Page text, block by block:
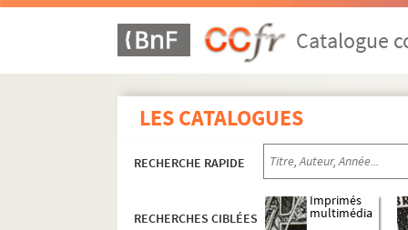
Catalogue
LES CATALOGUES
RECHERCHE RAPIDE
RECHERCHES CIBLÉES
Imprimés
multimédia